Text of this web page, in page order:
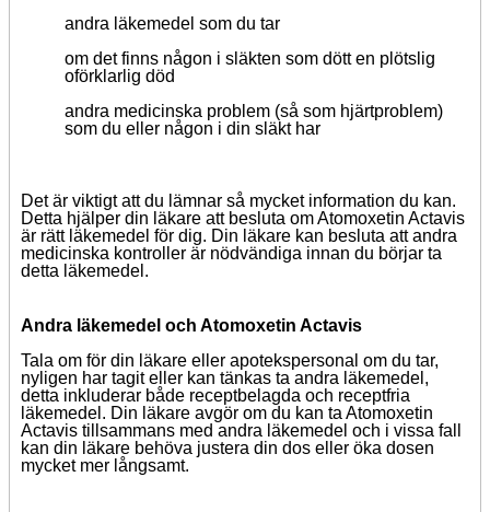
andra läkemedel som du tar
om det finns någon i släkten som dött en plötslig
oförklarlig död
andra medicinska problem (så som hjärtproblem)
som du eller någon i din släkt har
Det är viktigt att du lämnar så mycket information du kan.
Detta hjälper din läkare att besluta om Atomoxetin Actavis
är rätt läkemedel för dig. Din läkare kan besluta att andra
medicinska kontroller är nödvändiga innan du börjar ta
detta läkemedel.
Andra läkemedel och Atomoxetin Actavis
Tala om för din läkare eller apotekspersonal om du tar,
nyligen har tagit eller kan tänkas ta andra läkemedel,
detta inkluderar både receptbelagda och receptfria
läkemedel. Din läkare avgör om du kan ta Atomoxetin
Actavis tillsammans med andra läkemedel och i vissa fall
kan din läkare behöva justera din dos eller öka dosen
mycket mer långsamt.